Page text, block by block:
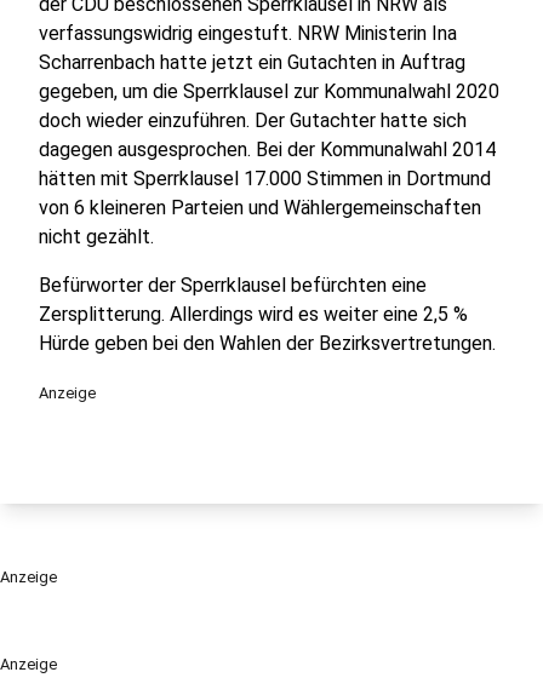
Anzeige
verfassungswidrig eingestuft. NRW Ministerin Ina
Scharrenbach hatte jetzt ein Gutachten in Auftrag
gegeben, um die Sperrklausel zur Kommunalwahl 2020
doch wieder einzuführen. Der Gutachter hatte sich
dagegen ausgesprochen. Bei der Kommunalwahl 2014
hätten mit Sperrklausel 17.000 Stimmen in Dortmund
von 6 kleineren Parteien und Wählergemeinschaften
nicht gezählt.
Befürworter der Sperrklausel befürchten eine
Zersplitterung. Allerdings wird es weiter eine 2,5 %
Hürde geben bei den Wahlen der Bezirksvertretungen.
Anzeige
Anzeige